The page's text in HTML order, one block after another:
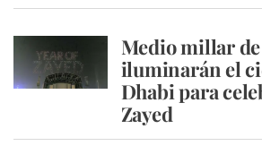
Medio millar
iluminarán el
Dhabi para
Zayed